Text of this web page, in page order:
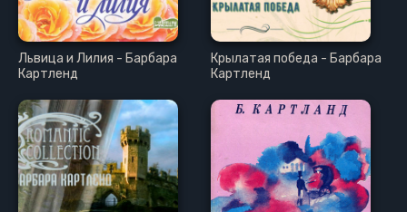
Львица и Лилия - Барбара
Картленд
Крылатая победа - Барбара
Картленд